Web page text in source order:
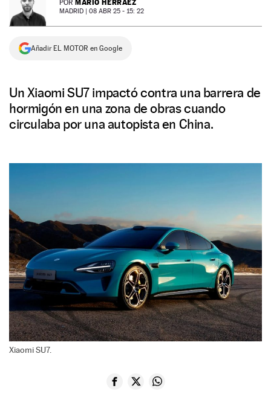
NEWSLETTER
SÍGUENOS
POR MARIO HERRÁEZ
MADRID | 08 ABR 25 - 15: 22
Añadir EL MOTOR en Google
Un Xiaomi SU7 impactó contra una barrera de
hormigón en una zona de obras cuando
circulaba por una autopista en China.
Xiaomi SU7.